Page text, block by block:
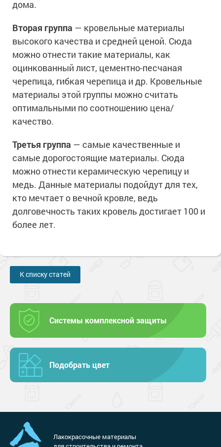
дома.
Вторая группа — кровельные материалы
высокого качества и средней ценой. Сюда
можно отнести такие материалы, как
оцинкованный лист, цементно-песчаная
черепица, гибкая черепица и др. Кровельные
материалы этой группы можно считать
оптимальными по соотношению цена/
качество.
Третья группа — самые качественные и
самые дорогостоящие материалы. Сюда
можно отнести керамическую черепицу и
медь. Данные материалы подойдут для тех,
кто мечтает о вечной кровле, ведь
долговечность таких кровель достигает 100 и
более лет.
К списку статей
Системы комплексной защиты
Подобрать цвет
Лакокрасочные материалы